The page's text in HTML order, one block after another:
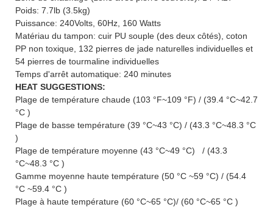
Poids: 7.7lb (3.5kg)
Puissance: 240Volts, 60Hz, 160 Watts
Matériau du tampon: cuir PU souple (des deux côtés), coton
PP non toxique, 132 pierres de jade naturelles individuelles et
54 pierres de tourmaline individuelles
Temps d'arrêt automatique: 240 minutes
HEAT SUGGESTIONS:
Plage de température chaude (103 °F~109 °F) / (39.4 °C~42.7
°C )
Plage de basse température (39 °C~43 °C) / (43.3 °C~48.3 °C
)
Plage de température moyenne (43 °C~49 °C) / (43.3
°C~48.3 °C )
Gamme moyenne haute température (50 °C ~59 °C) / (54.4
°C ~59.4 °C )
Plage à haute température (60 °C~65 °C)/ (60 °C~65 °C )